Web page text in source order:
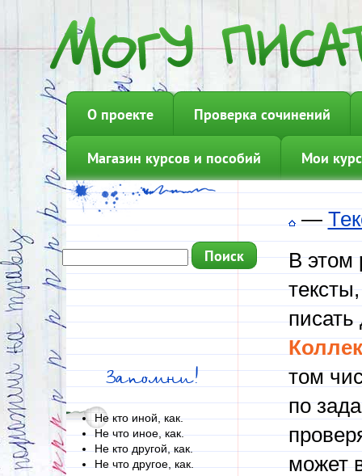
О проекте Проверка сочинений
Магазин курсов и пособий Мои
Запомни!
Не кто иной, как.
Не что иное, как.
Не кто другой, как.
Не что другое, как.
—
В этом
писать
том
по
может